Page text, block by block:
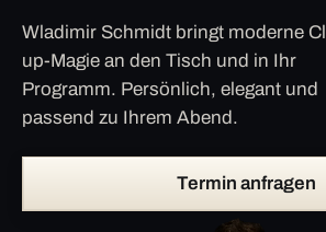
Wladimir Schmidt bringt moderne
up-Magie an den Tisch und in Ihr
Programm. Persönlich, elegant und
passend zu Ihrem Abend.
Termin anfragen